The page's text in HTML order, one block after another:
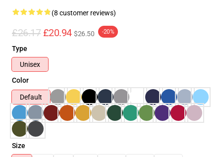
(8 customer reviews)
£26.17 £20.94 $26.50 -20%
Type
Unisex
Color
Default
Size